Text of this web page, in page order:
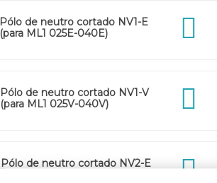
Pólo de neutro cortado NV1-E
(para ML1 025E-040E)
Pólo de neutro cortado NV1-V
(para ML1 025V-040V)
Pólo de neutro cortado NV2-E